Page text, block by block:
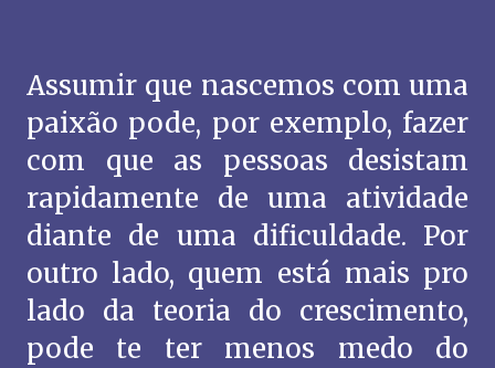
Assumir que nascemos com uma
paixão pode, por exemplo, fazer
com que as pessoas desistam
rapidamente de uma atividade
diante de uma dificuldade. Por
outro lado, quem está mais pro
lado da teoria do crescimento,
pode te ter menos medo do